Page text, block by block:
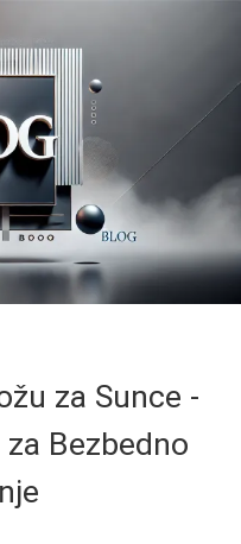
za Sunce -
Bezbedno